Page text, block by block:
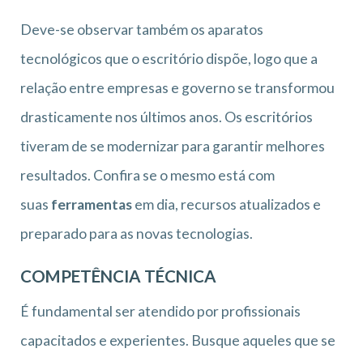
Deve-se observar também os aparatos
tecnológicos que o escritório dispõe, logo que a
relação entre empresas e governo se transformou
drasticamente nos últimos anos. Os escritórios
tiveram de se modernizar para garantir melhores
resultados. Confira se o mesmo está com
suas ferramentasem dia, recursos atualizados e
preparado para as novas tecnologias.
COMPETÊNCIA TÉCNICA
É fundamental ser atendido por profissionais
capacitados e experientes. Busque aqueles que se